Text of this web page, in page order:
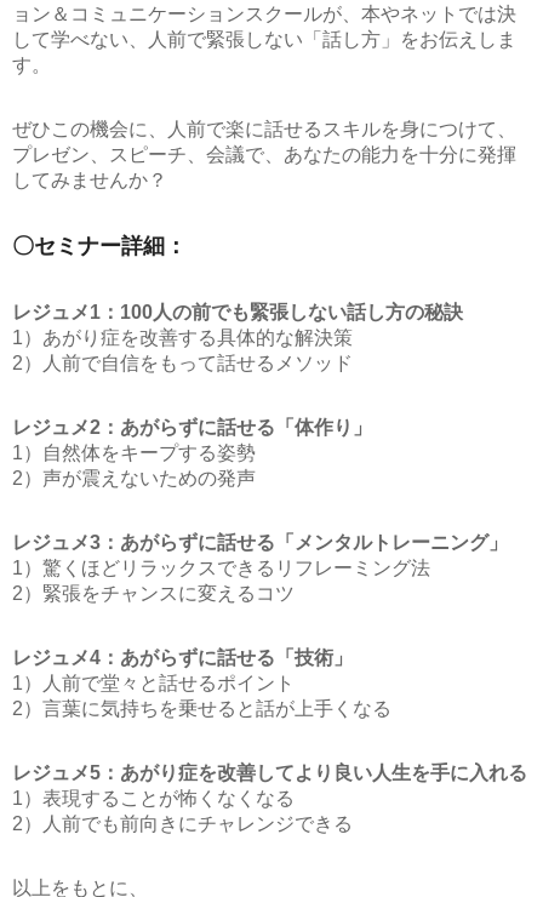
ョン＆コミュニケーションスクールが、本やネットでは決
して学べない、人前で緊張しない「話し方」をお伝えしま
す。
ぜひこの機会に、人前で楽に話せるスキルを身につけて、
プレゼン、スピーチ、会議で、あなたの能力を十分に発揮
してみませんか？
〇セミナー詳細：
レジュメ1：100人の前でも緊張しない話し方の秘訣
1）あがり症を改善する具体的な解決策
2）人前で自信をもって話せるメソッド
レジュメ2：あがらずに話せる「体作り」
1）自然体をキープする姿勢
2）声が震えないための発声
レジュメ3：あがらずに話せる「メンタルトレーニング」
1）驚くほどリラックスできるリフレーミング法
2）緊張をチャンスに変えるコツ
レジュメ4：あがらずに話せる「技術」
1）人前で堂々と話せるポイント
2）言葉に気持ちを乗せると話が上手くなる
レジュメ5：あがり症を改善してより良い人生を手に入れる
1）表現することが怖くなくなる
2）人前でも前向きにチャレンジできる
以上をもとに、